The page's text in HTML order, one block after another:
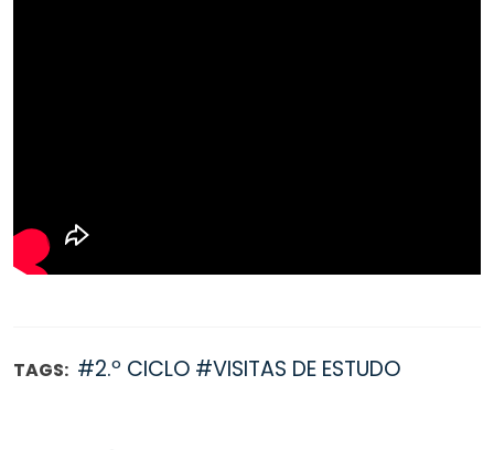
TAGS: #2.º CICLO #VISITAS DE ESTUDO